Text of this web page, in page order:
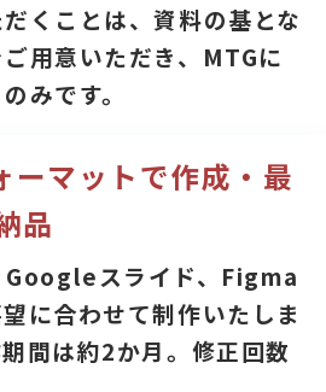
くことは、資料の基とな
用意いただき、MTGに
みです。
ーマットで作成・最
品
スライド、Figma
に合わせて制作いたしま
間は約2か月。修正回数